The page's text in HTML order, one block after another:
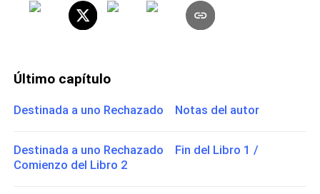
Último capítulo
Destinada a uno Rechazado Notas del autor
Destinada a uno Rechazado Fin del Libro 1 /
Comienzo del Libro 2